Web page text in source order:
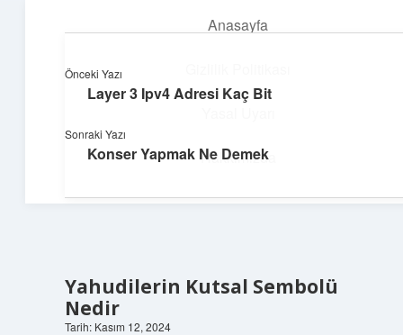
Anasayfa
Hakkımızda
Hızlı Baskı Tüyoları
Yaratıcı fikirlerle projelerini canlandır!
Yahudilerin Kutsal Sembolü
Nedir
Tarih: Kasım 12, 2024
Önceki Yazı
Layer 3 Ipv4 Adresi Kaç Bit
Sonraki Yazı
Konser Yapmak Ne Demek